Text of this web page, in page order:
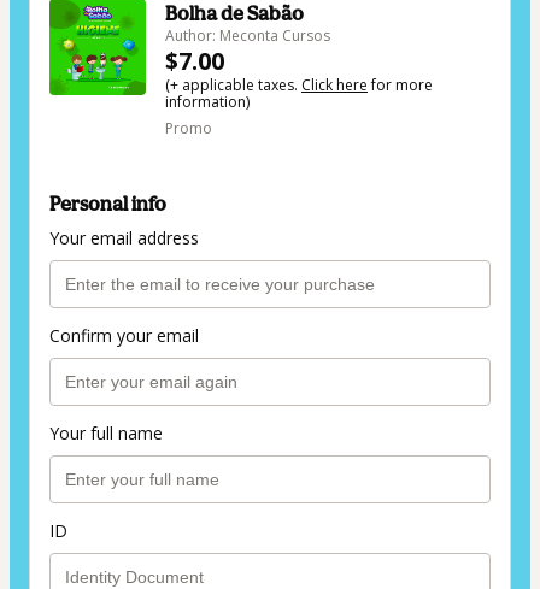
Bolha de Sabão
Author: Meconta Cursos
$7.00
(+ applicable taxes. Click herefor more
information)
Promo
Personal info
Your email address
Confirm your email
Your full name
ID